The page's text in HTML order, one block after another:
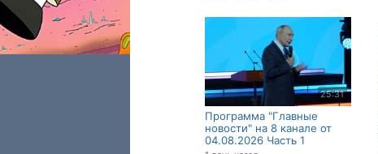
25:31
Программа "Главные
новости" на 8 канале от
04.08.2026 Часть 1